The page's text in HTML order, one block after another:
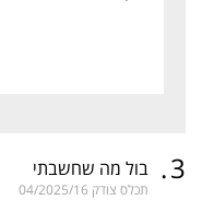
3
. בול מה שחשבתי
תכלס צודק 04/2025/16